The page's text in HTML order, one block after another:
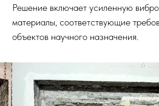
Решение включает усиленную
материалы, соответствующие
объектов научного назначения.